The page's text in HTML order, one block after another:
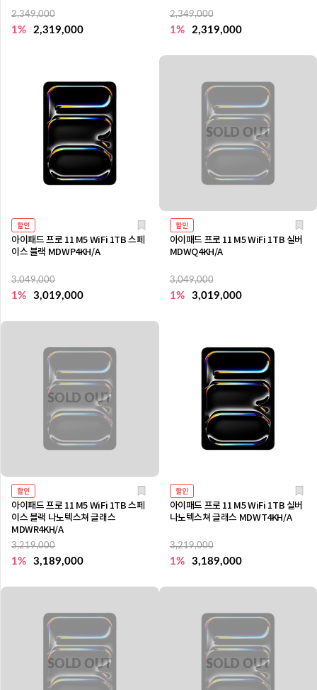
2,349,000
1% 2,319,000
2,349,000
1% 2,319,000
할인
아이패드 프로 11 M5 WiFi 1TB 스페
이스 블랙 MDWP4KH/A
3,049,000
1% 3,019,000
할인
아이패드 프로 11 M5 WiFi 1TB 실버
MDWQ4KH/A
3,049,000
1% 3,019,000
할인
아이패드 프로 11 M5 WiFi 1TB 스페
이스 블랙 나노텍스쳐 글래스
MDWR4KH/A
3,219,000
1% 3,189,000
할인
아이패드 프로 11 M5 WiFi 1TB 실버
나노텍스쳐 글래스 MDWT4KH/A
3,219,000
1% 3,189,000